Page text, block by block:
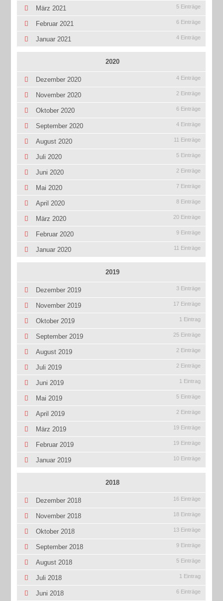
März 2021 5 Einträge
Februar 2021 6 Einträge
Januar 2021 4 Einträge
2020
Dezember 2020 4 Einträge
November 2020 2 Einträge
Oktober 2020 6 Einträge
September 2020 4 Einträge
August 2020 11 Einträge
Juli 2020 5 Einträge
Juni 2020 2 Einträge
Mai 2020 7 Einträge
April 2020 8 Einträge
März 2020 20 Einträge
Februar 2020 9 Einträge
Januar 2020 11 Einträge
2019
Dezember 2019 3 Einträge
November 2019 17 Einträge
Oktober 2019 1 Eintrag
September 2019 25 Einträge
August 2019 2 Einträge
Juli 2019 2 Einträge
Juni 2019 1 Eintrag
Mai 2019 5 Einträge
April 2019 2 Einträge
März 2019 19 Einträge
Februar 2019 19 Einträge
Januar 2019 10 Einträge
2018
Dezember 2018 16 Einträge
November 2018 18 Einträge
Oktober 2018 13 Einträge
September 2018 9 Einträge
August 2018 5 Einträge
Juli 2018 1 Eintrag
Juni 2018 6 Einträge